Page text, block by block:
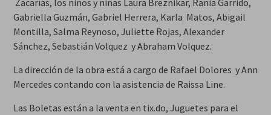
Zacarías, los niños y niñas Laura Breznikar, Rania Garrido,
Gabriella Guzmán, Gabriel Herrera, Karla Matos, Abigail
Montilla, Salma Reynoso, Juliette Rojas, Alexander
Sánchez, Sebastián Volquez y Abraham Volquez.
La dirección de la obra está a cargo de Rafael Dolores y Ann
Mercedes contando con la asistencia de Raissa Line.
Las Boletas están a la venta en tix.do, Juguetes para el